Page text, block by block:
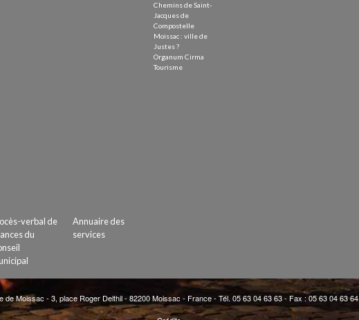
Chemins de Saint-
Jacques de
Compostelle
Moissac : ville de
Justes ?
Organum Cirma
Tourisme
verbal de
du
Annuaire des
services
de Moissac - 3, place Roger Delthil - 82200 Moissac - France - Tél. 05 63 04 63 63 - Fax : 05 63 04 63 64